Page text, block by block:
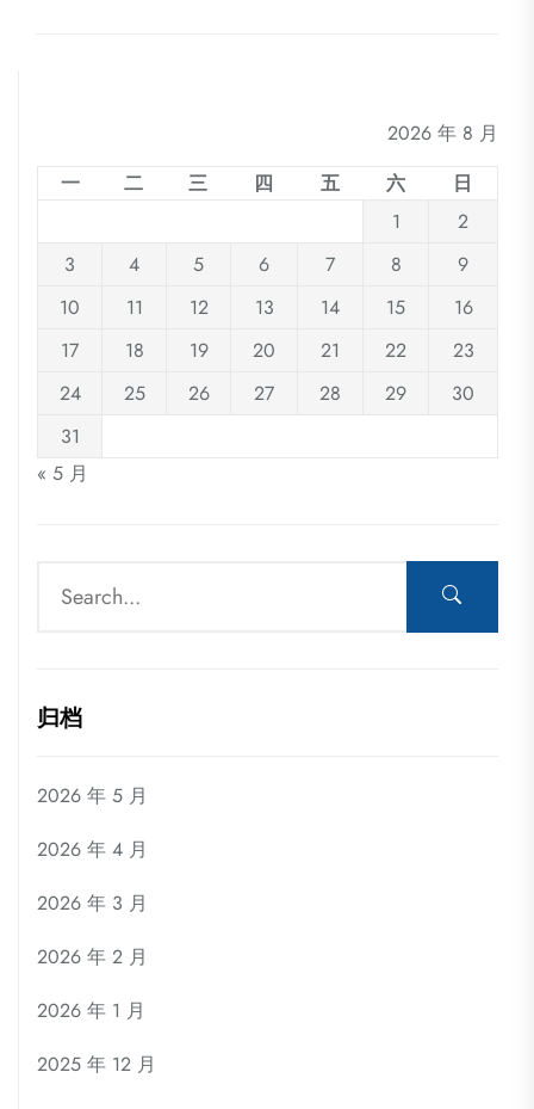
2026 年 8 月
一
二 三 四 五 六
日
1
2
3
4 5 6 7 8
9
10
11 12 13 14 15
16
17
18 19 20 21 22
23
24
25 26 27 28 29
30
31
« 5 月
归档
2026 年 5 月
2026 年 4 月
2026 年 3 月
2026 年 2 月
2026 年 1 月
2025 年 12 月